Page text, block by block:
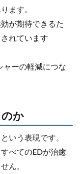
ます。
が期待できるた
れています
ャーの軽減につな
か
いう表現です。
べてのEDが治癒
ん。